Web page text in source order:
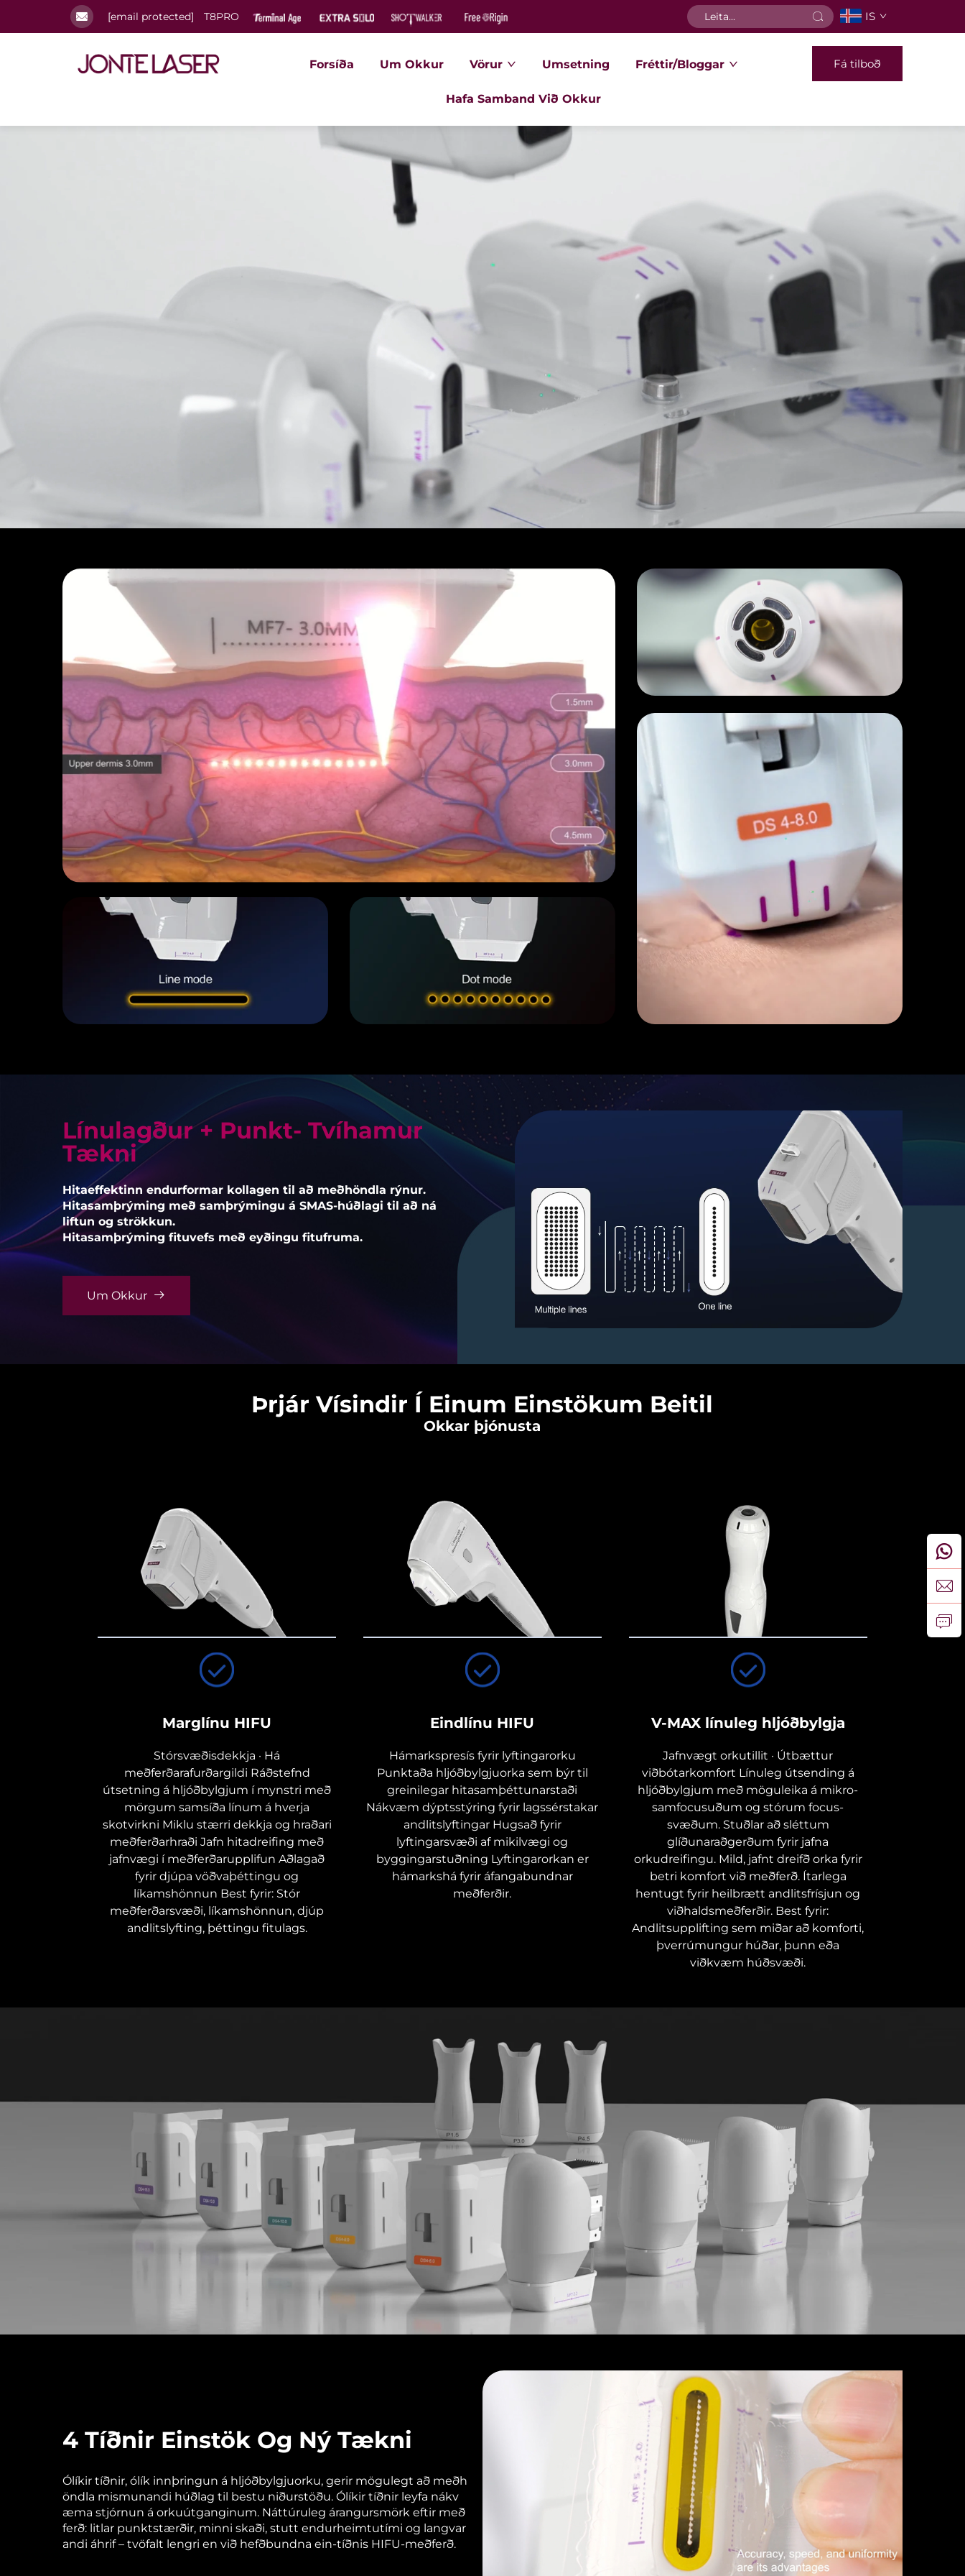
[email protected] T8PRO IS
Forsíða Um Okkur Vörur Umsetning Fréttir/Bloggar
Hafa Samband Við Okkur
Fá tilboð
Línulagður + Punkt- Tvíhamur
Tækni
Hitaeffektinn endurformar kollagen til að meðhöndla rýnur.
Hitasamþrýming með samþrýmingu á SMAS-húðlagi til að ná
liftun og strökkun.
Hitasamþrýming fituvefs með eyðingu fitufruma.
Um Okkur
Þrjár Vísindir Í Einum Einstökum Beitil
Okkar þjónusta
Marglínu HIFU
Stórsvæðisdekkja · Há
meðferðarafurðargildi Ráðstefnd
útsetning á hljóðbylgjum í mynstri með
mörgum samsíða línum á hverja
skotvirkni Miklu stærri dekkja og hraðari
meðferðarhraði Jafn hitadreifing með
jafnvægi í meðferðarupplifun Aðlagað
fyrir djúpa vöðvaþéttingu og
líkamshönnun Best fyrir: Stór
meðferðarsvæði, líkamshönnun, djúp
andlitslyfting, þéttingu fitulags.
Eindlínu HIFU
Hámarkspresís fyrir lyftingarorku
Punktaða hljóðbylgjuorka sem býr til
greinilegar hitasamþéttunarstaði
Nákvæm dýptsstýring fyrir lagssérstakar
andlitslyftingar Hugsað fyrir
lyftingarsvæði af mikilvægi og
byggingarstuðning Lyftingarorkan er
hámarkshá fyrir áfangabundnar
meðferðir.
V-MAX línuleg hljóðbylgja
Jafnvægt orkutillit · Útbættur
viðbótarkomfort Línuleg útsending á
hljóðbylgjum með möguleika á mikro-
samfocusuðum og stórum focus-
svæðum. Stuðlar að sléttum
glíðunaraðgerðum fyrir jafna
orkudreifingu. Mild, jafnt dreifð orka fyrir
betri komfort við meðferð. Ítarlega
hentugt fyrir heilbrætt andlitsfrísjun og
viðhaldsmeðferðir. Best fyrir:
Andlitsupplifting sem miðar að komforti,
þverrúmungur húðar, þunn eða
viðkvæm húðsvæði.
4 Tíðnir Einstök Og Ný Tækni
Ólíkir tíðnir, ólík innþringun á hljóðbylgjuorku, gerir mögulegt að meðh
öndla mismunandi húðlag til bestu niðurstöðu. Ólíkir tíðnir leyfa nákv
æma stjórnun á orkuútganginum. Náttúruleg árangursmörk eftir með
ferð: litlar punktstærðir, minni skaði, stutt endurheimtutími og langvar
andi áhrif – tvöfalt lengri en við hefðbundna ein-tíðnis HIFU-meðferð.